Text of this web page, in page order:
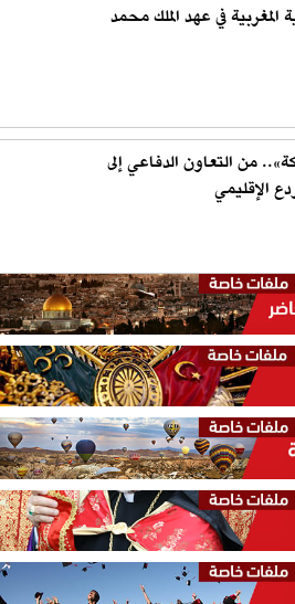
المغربية في عهد الملك محمد
من التعاون الدفاعي إلى
الإقليمي